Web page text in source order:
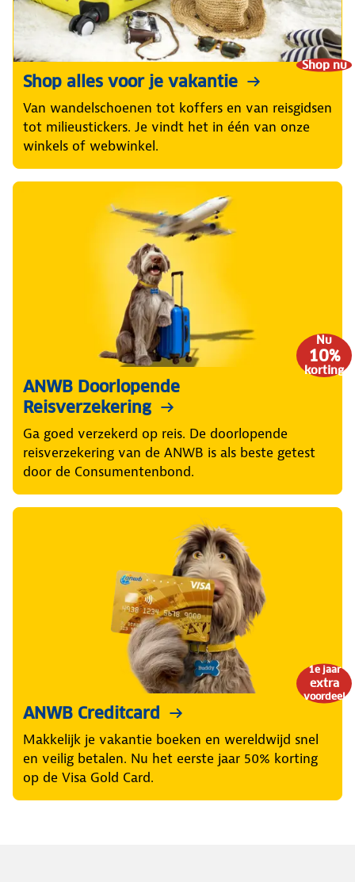
Shop nu
Shop alles voor je vakantie
Van wandelschoenen tot koffers en van reisgidsen
tot milieustickers. Je vindt het in één van onze
winkels of webwinkel.
Nu
10%
korting
ANWB Doorlopende
Reisverzekering
Ga goed verzekerd op reis. De doorlopende
reisverzekering van de ANWB is als beste getest
door de Consumentenbond.
1e jaar
extra
voordeel
ANWB Creditcard
Makkelijk je vakantie boeken en wereldwijd snel
en veilig betalen. Nu het eerste jaar 50% korting
op de Visa Gold Card.